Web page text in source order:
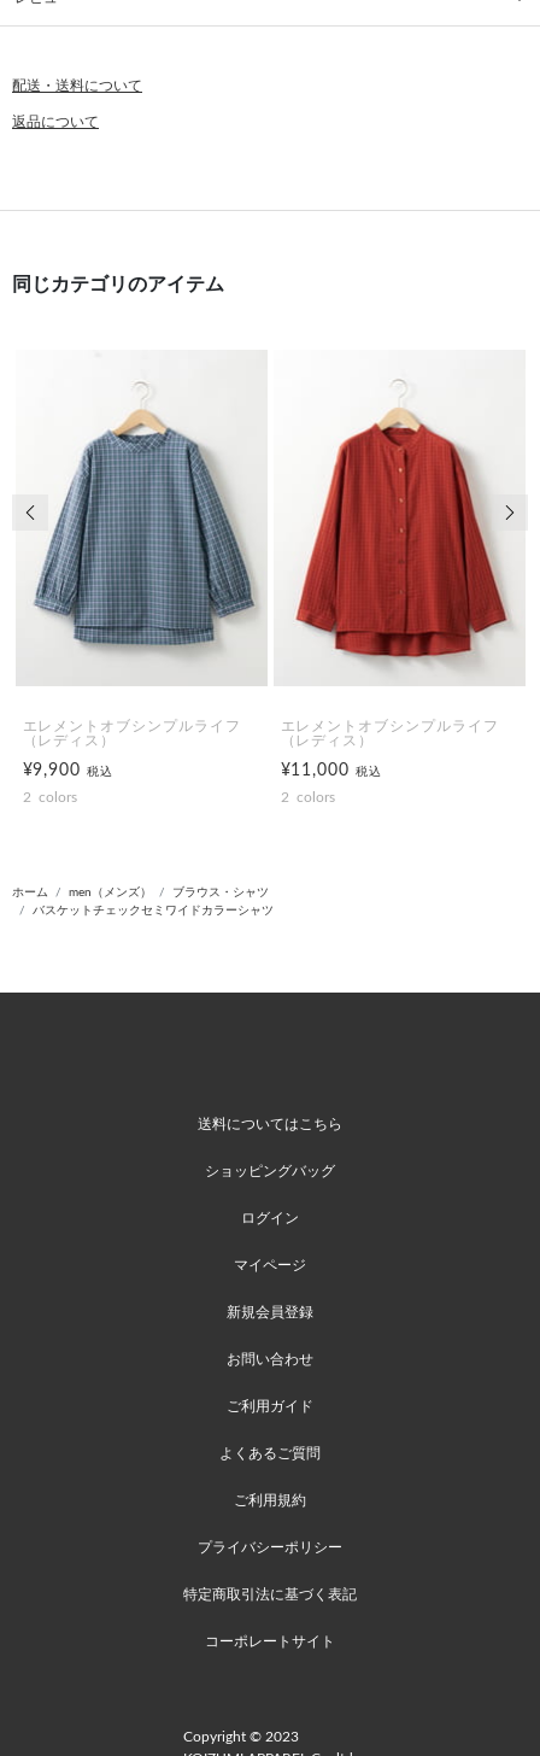
配送・送料について
返品について
同じカテゴリのアイテム
エレメントオブシンプルライフ
（レディス）
¥9,900税込
2 colors
エレメントオブシンプルライフ
（レディス）
¥11,000税込
2 colors
前の画像
ホーム men（メンズ）
ブラウス・シャツ
バスケットチェックセミワイドカラーシャツ
送料についてはこちら
ショッピングバッグ
ログイン
マイページ
新規会員登録
お問い合わせ
ご利用ガイド
よくあるご質問
ご利用規約
プライバシーポリシー
特定商取引法に基づく表記
コーポレートサイト
Copyright © 2023